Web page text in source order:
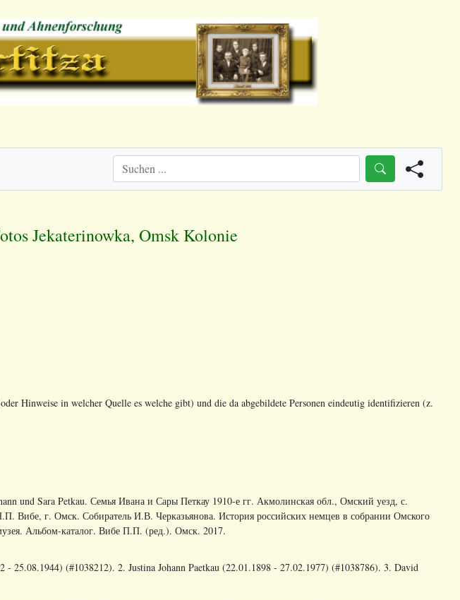
Jekaterinowka, Omsk Kolonie
Hinweise in welcher Quelle es welche gibt) und die da abgebildete Personen eindeutig identifizieren (z.
und Sara Petkau. Семья Ивана и Сары Петкау 1910-е гг. Акмолинская обл., Омский уезд, с.
Вибе, г. Омск. Собиратель И.В. Черказьянова. История российских немцев в собрании Омского
Альбом-каталог. Вибе П.П. (ред.). Омск. 2017.
25.08.1944) (#1038212). 2. Justina Johann Paetkau (22.01.1898 - 27.02.1977) (#1038786). 3. David